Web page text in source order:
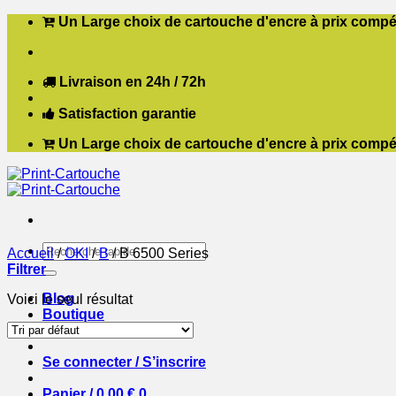
Passer
contenu
Un Large choix de cartouche d'encre à prix
Livraison en 24h / 72h
Satisfaction garantie
Un Large choix de cartouche d'encre à prix
Recherche
pour :
Blog
Boutique
Contact
Se connecter / S’inscrire
Accueil / OKI / B /B 6500 Series
Filtrer
Voici le seul résultat